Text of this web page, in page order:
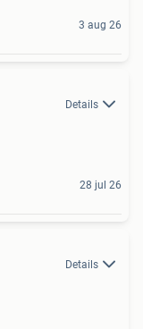
3 aug 26
Details
28 jul 26
Details